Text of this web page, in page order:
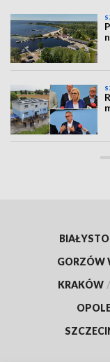
GORZÓW
KRAKÓW /